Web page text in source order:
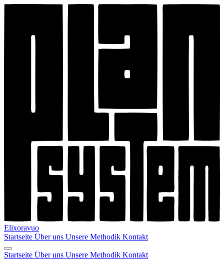
Elixoravuo
Startseite Über uns Unsere Methodik Kontakt
Startseite Über uns Unsere Methodik Kontakt